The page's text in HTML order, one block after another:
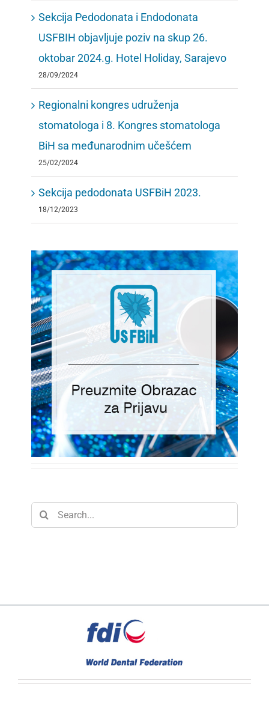
Sekcija Pedodonata i Endodonata
USFBIH objavljuje poziv na skup 26.
oktobar 2024.g. Hotel Holiday, Sarajevo
28/09/2024
Regionalni kongres udruženja
stomatologa i 8. Kongres stomatologa
BiH sa međunarodnim učešćem
25/02/2024
Sekcija pedodonata USFBiH 2023.
18/12/2023
Search
for: